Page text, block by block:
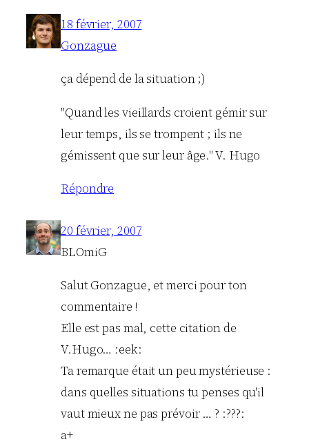
18 février, 2007
Gonzague
ça dépend de la situation ;)
"Quand les vieillards croient gémir sur
leur temps, ils se trompent ; ils ne
gémissent que sur leur âge." V. Hugo
Répondre
20 février, 2007
BLOmiG
Salut Gonzague, et merci pour ton
commentaire !
Elle est pas mal, cette citation de
V.Hugo… :eek:
Ta remarque était un peu mystérieuse :
dans quelles situations tu penses qu'il
vaut mieux ne pas prévoir … ? :???:
a+